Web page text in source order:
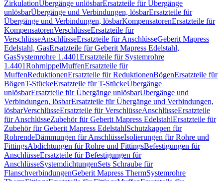
ZirkulationÜbergänge unlösbarErsatzteile für Übergänge
unlösbarÜbergänge und Verbindungen, lösbarErsatzteile für
Übergänge und Verbindungen, lösbarKompensatorenErsatzteile für
KompensatorenVerschlüsseErsatzteile für
VerschlüsseAnschlüsseErsatzteile für AnschlüsseGeberit Mapress
Edelstahl, GasErsatzteile für Geberit Mapress Edelstahl,
GasSystemrohre 1.4401Ersatzteile für Systemrohre
1.4401RohrnippelMuffenErsatzteile für
MuffenReduktionenErsatzteile für ReduktionenBögenErsatzteile für
BögenT-StückeErsatzteile für T-StückeÜbergänge
unlösbarErsatzteile für Übergänge unlösbarÜbergänge und
Verbindungen, lösbarErsatzteile für Übergänge und Verbindungen,
lösbarVerschlüsseErsatzteile für VerschlüsseAnschlüsseErsatzteile
für AnschlüsseZubehör für Geberit Mapress EdelstahlErsatzteile für
Zubehör für Geberit Mapress EdelstahlSchutzkappen für
RohrendeDämmungen für AnschlüsseIsolierungen für Rohre und
FittingsAbdichtungen für Rohre und FittingsBefestigungen für
AnschlüsseErsatzteile für Befestigungen für
AnschlüsseSystemdichtungenSets Schraube für
FlanschverbindungenGeberit Mapress ThermSystemrohre